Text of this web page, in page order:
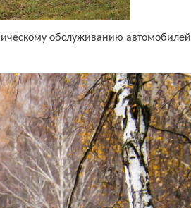
обслуживанию автомобилей